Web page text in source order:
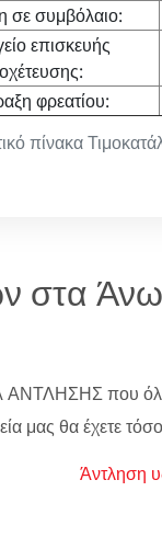
πίνακα
σε συμβόλαιο:
επισκευής
φρεατίου:
στα
που
μας θα έχετε
Άντληση